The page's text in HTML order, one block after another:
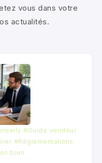
vous dans votre
actualités.
#Guide vendeur
#Réglementations
bien